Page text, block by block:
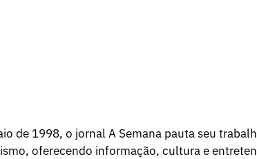
de 1998, o jornal A Semana pauta seu
oferecendo informação, cultura e